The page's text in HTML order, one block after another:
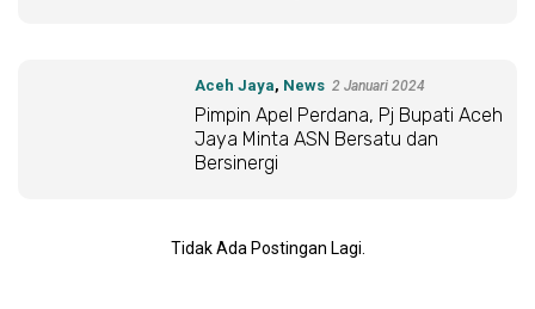
Aceh Jaya, News 2 Januari 2024
Pimpin Apel Perdana, Pj Bupati Aceh
Jaya Minta ASN Bersatu dan
Bersinergi
Tidak Ada Postingan Lagi.